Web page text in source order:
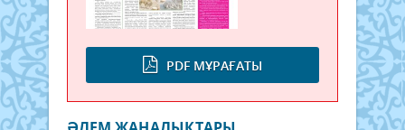
PDF МҰРАҒАТЫ